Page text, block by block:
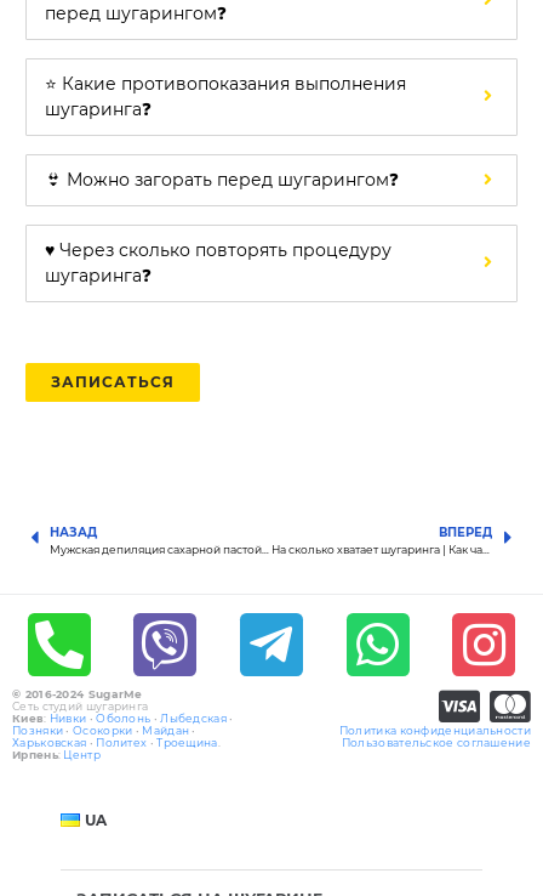
перед шугарингом❓
⭐ Какие противопоказания выполнения
шугаринга❓
👙 Можно загорать перед шугарингом❓
♥️ Через сколько повторять процедуру
шугаринга❓
ЗАПИСАТЬСЯ
НАЗАД ВПЕРЕД
На сколько хватает шугаринга | Как часто делать шугаринг
© 2016-2024 SugarMe
Сеть студий шугаринга
Киев: Нивки •Оболонь • Лыбедская•
Позняки •Осокорки • Майдан •
Харьковская • Политех •Троещина
Ирпень: Центр
Политика конфиденциальности
Пользовательское соглашение
UA